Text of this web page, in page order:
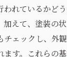
われているかど
加えて、塗装の
チェックし、外
ます。これらの